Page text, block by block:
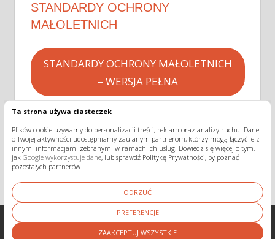
Ta strona używa ciasteczek
Plików cookie używamy do personalizacji treści, reklam oraz analizy ruchu. Dane
o Twojej aktywności udostępniamy zaufanym partnerom, którzy mogą łączyć je z
innymi informacjami zebranymi w ramach ich usług. Dowiedz się więcej o tym,
jak Google wykorzystuje dane, lub sprawdź Politykę Prywatności, by poznać
pozostałych partnerów.
ODRZUĆ
PREFERENCJE
ZAAKCEPTUJ WSZYSTKIE
STANDARDY OCHRONY
MAŁOLETNICH
STANDARDY OCHRONY MAŁOLETNICH
– WERSJA PEŁNA
STANDARDY OCHRONY MAŁOLETNICH
– WERSJA DLA DZIECI
WordPress Theme: Tortuga by ThemeZee.